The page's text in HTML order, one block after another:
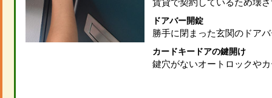
賃貸で契約しているため壊
ドアバー開錠
勝手に閉まった玄関のドア
カードキードアの鍵開け
鍵穴がないオートロックや